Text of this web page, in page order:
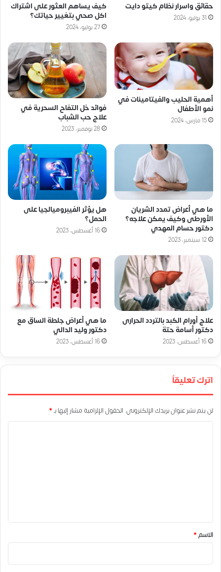
حقائق واسرار نظام كيتو دايت
31 يوليو، 2024
كيف يساهم العثور على اشتراك
اكل صحي بتغيير حياتك؟
27 يوليو، 2024
أهمية الحليب والفيتامينات في
نمو الأطفال
15 مارس، 2024
فوائد خل التفاح السحرية في
علاج حب الشباب
28 نوفمبر، 2023
ما هي أعراض تمدد الشريان
الأورطى وكيف يمكن علاجه؟
دكتور حسام المهدي
12 سبتمبر، 2023
هل يؤثر الفيبروميالجيا على
الحمل؟
16 أغسطس، 2023
علاج أورام الكبد بالتردد الحرارى
دكتور أسامة حتة
16 أغسطس، 2023
ما هي أعراض جلطة الساق مع
دكتور وليد الدالي
16 أغسطس، 2023
اترك تعليقاً
لن يتم نشر عنوان بريدك الإلكتروني. الحقول الإلزامية مشار إليها بـ*
*
الاسم*